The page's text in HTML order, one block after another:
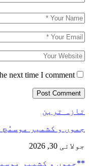
next time I comment.
تازہ ترین
جموں و کشمیر
جولائی 30, 2026
**جموں و كشمیر